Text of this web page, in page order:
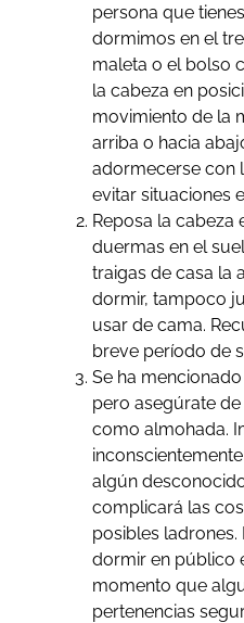
persona que
dormimos en el
maleta o el bolso
la cabeza en
movimiento de la
arriba o hacia
adormecerse con
evitar situaciones
Reposa la cabeza
duermas en el
traigas de casa la
dormir, tampoco
usar de cama.
breve período de
Se ha
pero asegúrate
como almohada.
algún
complicará las
posibles ladrones.
dormir en público
momento que
pertenencias